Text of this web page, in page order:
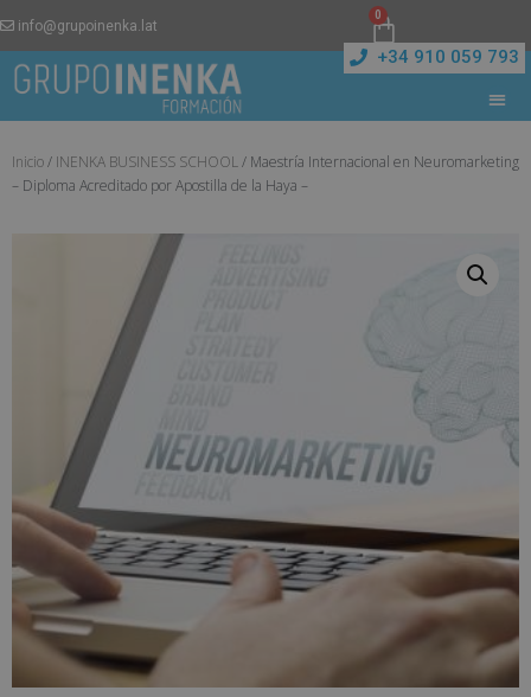
info@grupoinenka.lat
0
+34 910 059 793
Inicio/ INENKA BUSINESS SCHOOL/ Maestría Internacional en Neuromarketing
– Diploma Acreditado por Apostilla de la Haya –